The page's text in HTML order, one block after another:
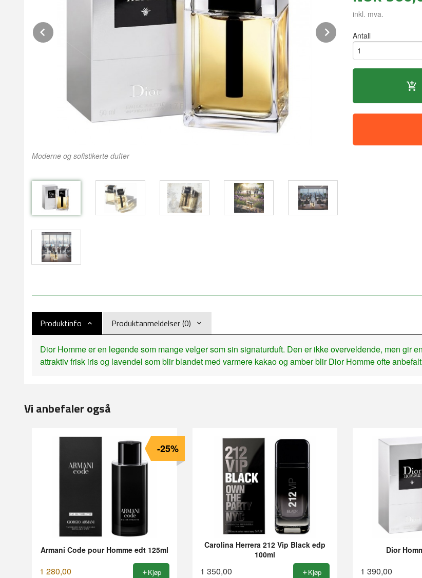
Moderne og sofistikerte dufter
Next
inkl. mva.
Antall
Produktinfo Produktanmeldelser (0)
Dior Homme er en legende som mange velger som sin signaturduft. Den er ikke overveldende, men gir
attraktiv frisk iris og lavendel som blir blandet med varmere kakao og amber blir Dior Homme ofte
Vi anbefaler også
Armani Code pour Homme edt 125ml
1 280,00
-25%
Kjøp
Carolina Herrera 212 Vip Black edp
100ml
1 350,00 Kjøp
Dior
1 390,00